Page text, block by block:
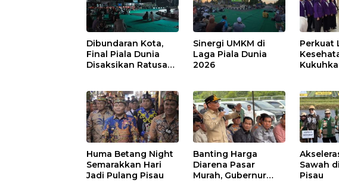
Dibundaran Kota,
Final Piala Dunia
Disaksikan Ratusan
Sinergi UMKM di
Laga Piala Dunia
2026
Perkuat
Huma Betang Night
Semarakkan Hari
Jadi Pulang Pisau
Banting Harga
Diarena Pasar
Murah, Gubernur
Sawah
Pisau